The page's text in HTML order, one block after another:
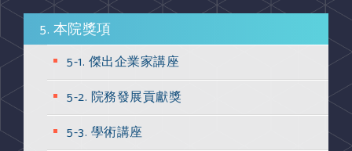
5. 本院獎項
5-1. 傑出企業家講座
5-2. 院務發展貢獻獎
5-3. 學術講座